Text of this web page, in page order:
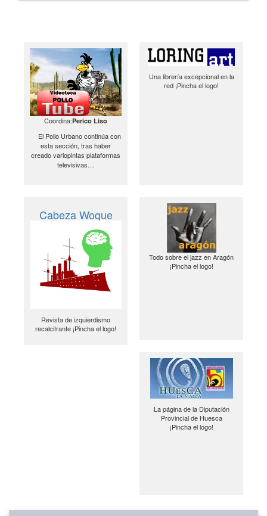
Coordina:Perico Liso
El Pollo Urbano continúa con
esta sección, tras haber
creado variopintas plataformas
televisivas…
Una librería excepcional en la
red ¡Pincha el logo!
Cabeza Woque
Revista de izquierdismo
recalcitrante ¡Pincha el logo!
Todo sobre el jazz en Aragón
¡Pincha el logo!
La página de la Diputación
Provincial de Huesca
¡Pincha el logo!